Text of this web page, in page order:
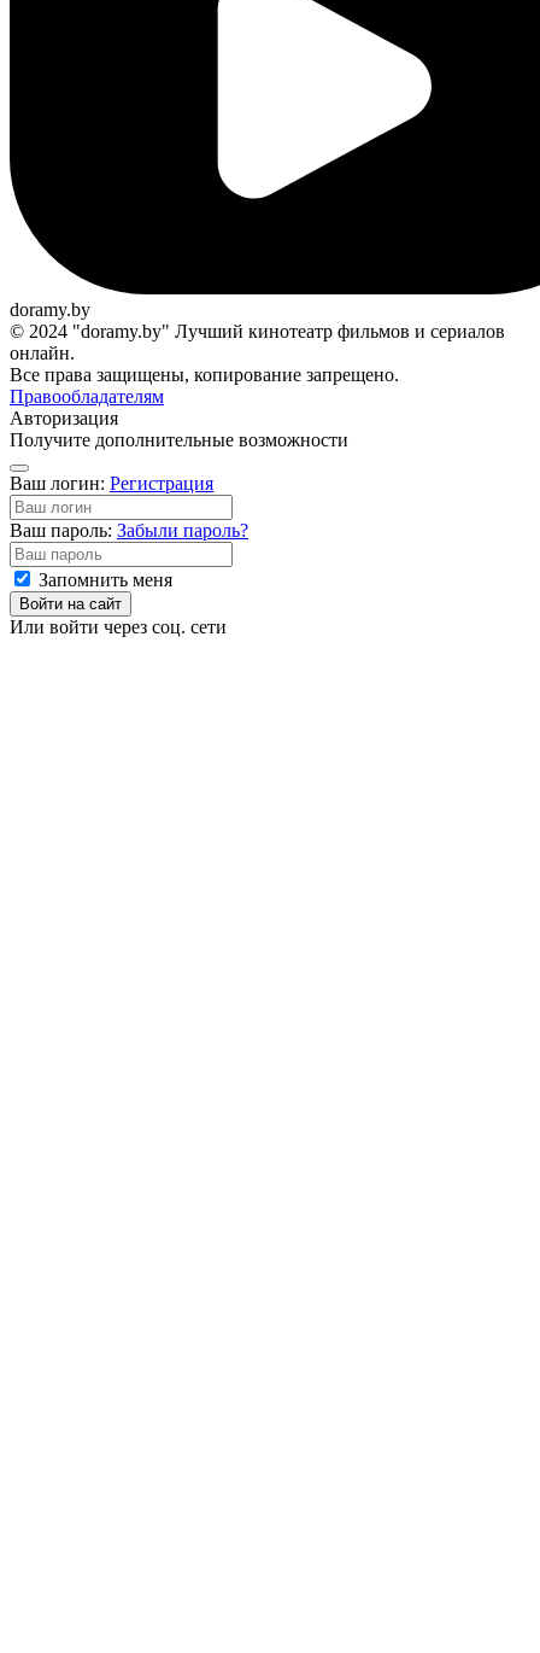
doramy.by
© 2024 "doramy.by" Лучший кинотеатр фильмов и сериалов
онлайн.
Все права защищены, копирование запрещено.
Правообладателям
Авторизация
Получите дополнительные возможности
Ваш логин: Регистрация
Ваш пароль: Забыли пароль?
Запомнить меня
Войти на сайт
Или войти через соц. сети